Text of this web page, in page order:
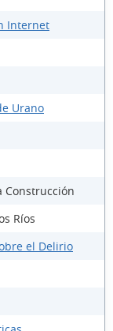
Internet
Urano
Construcción
Ríos
el Delirio